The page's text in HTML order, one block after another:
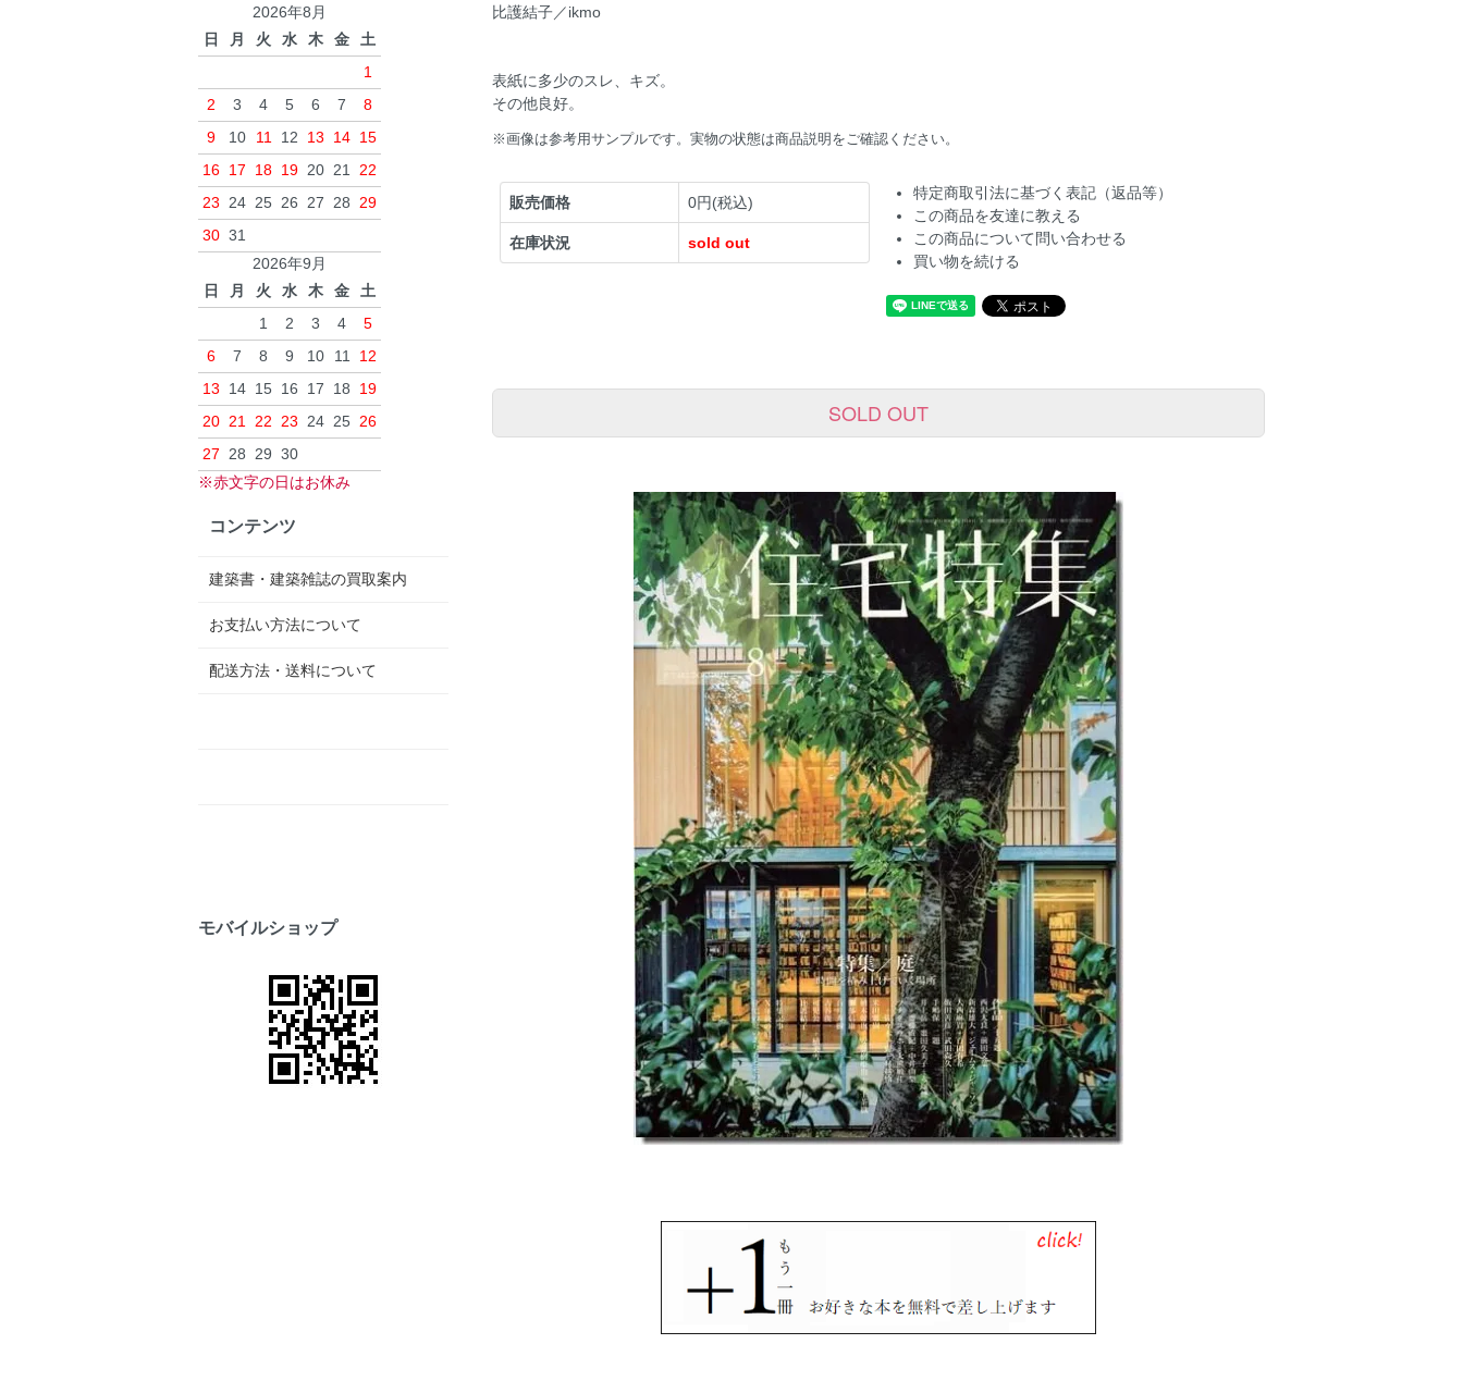
比護結子／ikmo
表紙に多少のスレ、キズ。
その他良好。
※画像は参考用サンプルです。実物の状態は商品説明をご確認ください。
販売価格 0円(税込)
在庫状況 sold out
特定商取引法に基づく表記（返品等）
この商品を友達に教える
この商品について問い合わせる
買い物を続ける
SOLD OUT
2026年8月
日
月 火 水 木 金
土
1
2
3 4 5 6 7
8
9
10 11 12 13 14 15
16 17 18 19 20 21 22
23 24 25 26 27 28 29
30 31
2026年9月
日
月 火 水 木 金
土
1
2 3 4
5
6
7 8 9 10 11
12
13
14 15 16 17 18
19
20 21 22 23 24 25 26
27 28 29 30
※赤文字の日はお休み
コンテンツ
建築書・建築雑誌の買取案内
お支払い方法について
配送方法・送料について
モバイルショップ